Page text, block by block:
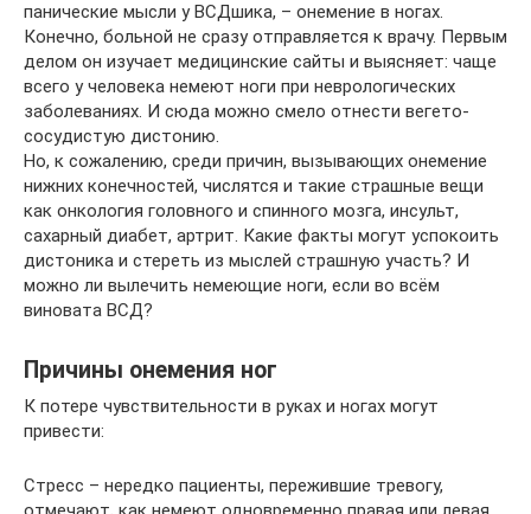
панические мысли у ВСДшика, – онемение в ногах.
Конечно, больной не сразу отправляется к врачу. Первым
делом он изучает медицинские сайты и выясняет: чаще
всего у человека немеют ноги при неврологических
заболеваниях. И сюда можно смело отнести вегето-
сосудистую дистонию.
Но, к сожалению, среди причин, вызывающих онемение
нижних конечностей, числятся и такие страшные вещи
как онкология головного и спинного мозга, инсульт,
сахарный диабет, артрит. Какие факты могут успокоить
дистоника и стереть из мыслей страшную участь? И
можно ли вылечить немеющие ноги, если во всём
виновата ВСД?
Причины онемения ног
К потере чувствительности в руках и ногах могут
привести:
Стресс – нередко пациенты, пережившие тревогу,